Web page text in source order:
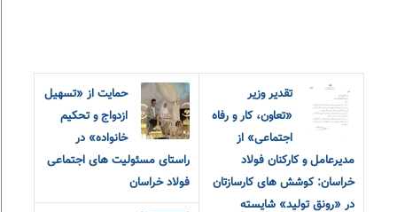
تقدیر وزیر
«تعاون، کار و رفاه
اجتماعی» از
مدیرعامل و کارکنان فولاد
خراسان: کوشش های کارسازتان
در «رونق تولید» شایسته
حمایت از «تسهیل
ازدواج و تحکیم
خانواده» در
راستای مسئولیت های اجتماعی
فولاد خراسان